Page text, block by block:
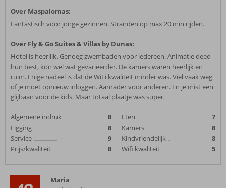
Over Maspalomas:
Fantastisch voor jonge gezinnen. Stranden op max 20 min rijden.
Over Fly & Go Suites & Villas by Dunas:
Hotel is heerlijk. Genoeg zwembaden voor iedereen. Animatie deed
hun best, kon wel wat gevarieerder. De kamers waren heerlijk en
ruim. Enige nadeel is dat de WiFi kwaliteit minder was. Viel vaak weg
of je moet opnieuw inloggen. Aanrader voor anderen. En je mist een
glijbaan voor de kids. Maar totaal plaatje was super.
Algemene indruk
8
Ligging
8
Service
9
Prijs/kwaliteit
8
Eten
7
Kamers
8
Kindvriendelijk
8
Wifi kwaliteit
5
Maria